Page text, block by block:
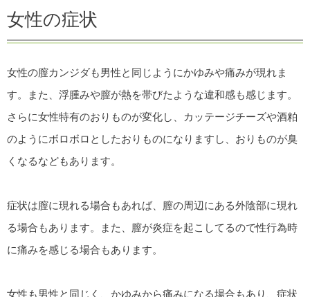
女性の症状
女性の膣カンジダも男性と同じようにかゆみや痛みが現れま
す。また、浮腫みや膣が熱を帯びたような違和感も感じます。
さらに女性特有のおりものが変化し、カッテージチーズや酒粕
のようにボロボロとしたおりものになりますし、おりものが臭
くなるなどもあります。
症状は膣に現れる場合もあれば、膣の周辺にある外陰部に現れ
る場合もあります。また、膣が炎症を起こしてるので性行為時
に痛みを感じる場合もあります。
女性も男性と同じく、かゆみから痛みになる場合もあり、症状